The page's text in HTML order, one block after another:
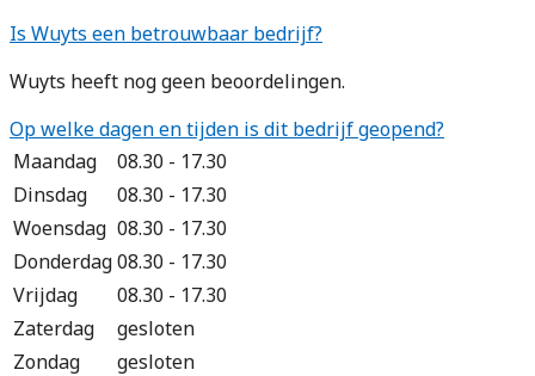
Is Wuyts een betrouwbaar bedrijf?
Wuyts heeft nog geen beoordelingen.
Op welke dagen en tijden is dit bedrijf geopend?
Maandag
08.30 - 17.30
Dinsdag
08.30 - 17.30
Woensdag 08.30 - 17.30
Donderdag08.30 - 17.30
Vrijdag
08.30 - 17.30
Zaterdag
gesloten
Zondag
gesloten